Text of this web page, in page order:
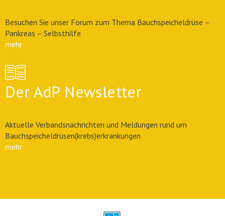
Besuchen Sie unser Forum zum Thema Bauchspeicheldrüse –
Pankreas – Selbsthilfe
mehr
Der AdP Newsletter
Aktuelle Verbandsnachrichten und Meldungen rund um
Bauchspeicheldrüsen(krebs)erkrankungen
mehr